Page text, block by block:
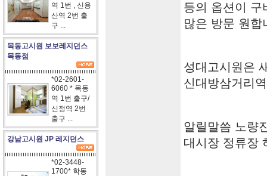
역 1번 , 신용
산역 2번 출
구 ...
목동고시원 보보레지던스
목동점
*02-2601-
6060 * 목동
역 1번 출구/
신정역 2번
출구 ...
강남고시원 JP 레지던스
*02-3448-
1700* 학동
등의 옵션이 구
많은 방문 원합
성대고시원은
신대방삼거리
알릴말씀 노량
대시장 정류장